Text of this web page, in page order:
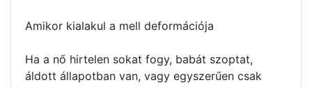
Amikor kialakul a mell deformációja
Ha a nő hirtelen sokat fogy, babát szoptat,
áldott állapotban van, vagy egyszerűen csak